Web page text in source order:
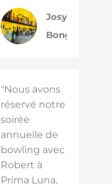
Josy
Bongiovanni
"Nous avons
réservé notre
soirée
annuelle de
bowling avec
Robert à
Prima Luna,